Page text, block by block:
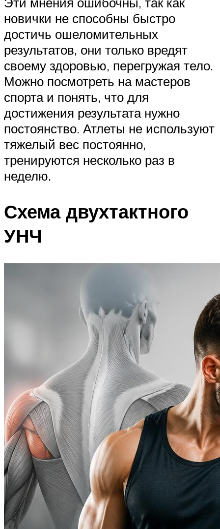
новички не способны быстро
достичь ошеломительных
результатов, они только вредят
своему здоровью, перегружая тело.
Можно посмотреть на мастеров
спорта и понять, что для
достижения результата нужно
постоянство. Атлеты не используют
тяжелый вес постоянно,
тренируются несколько раз в
неделю.
Схема двухтактного
УНЧ